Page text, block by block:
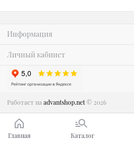
Информация
Личный кабинет
Работает на advantshop.net© 2026
Главная Каталог